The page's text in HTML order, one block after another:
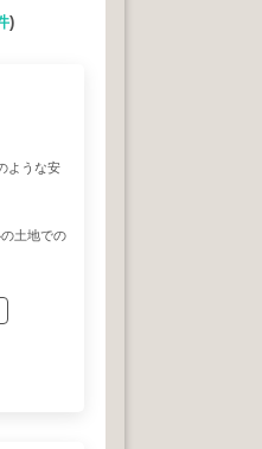
)
ような安
土地での
情報を
！
での施術